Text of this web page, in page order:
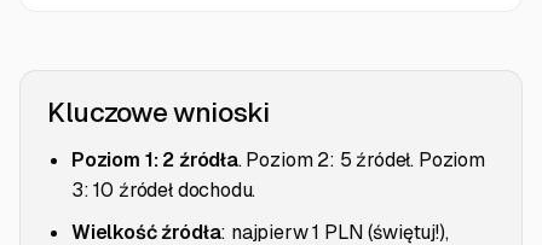
Kluczowe wnioski
Poziom 1: 2 źródła. Poziom 2: 5 źródeł. Poziom
3: 10 źródeł dochodu.
Wielkość źródła: najpierw 1 PLN (świętuj!),